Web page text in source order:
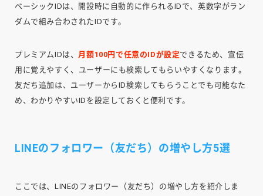
ベーシックIDは、開設時に自動的に作られるIDで、英数字がラン
ダムで組み合わされたIDです。
プレミアムIDは、 月額100円で任意のIDが設定できるため、宣伝
用に覚えやすく、ユーザーにも検索してもらいやすくなります。
友だち追加は、ユーザーからID検索してもらうことでも可能なた
め、わかりやすいIDを設定しておくと便利です。
LINEのフォロワー（友だち）の増やし方5選
ここでは、LINEのフォロワー（友だち）の増やし方を紹介しま